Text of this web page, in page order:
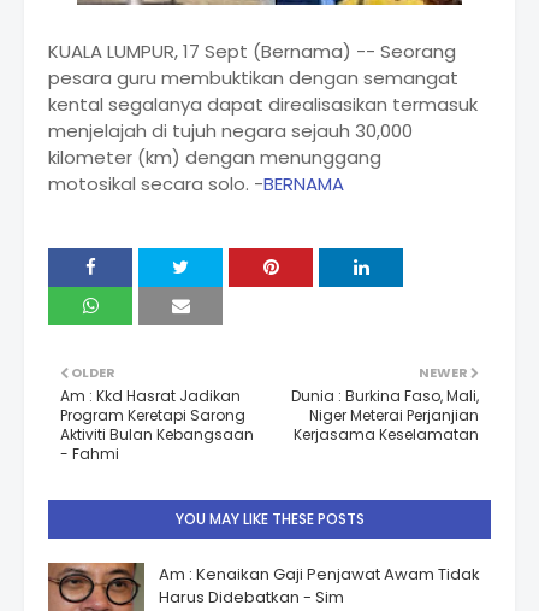
KUALA LUMPUR, 17 Sept (Bernama) -- Seorang
pesara guru membuktikan dengan semangat
kental segalanya dapat direalisasikan termasuk
menjelajah di tujuh negara sejauh 30,000
kilometer (km) dengan menunggang
motosikal secara solo. -BERNAMA
NEWER
Dunia : Burkina Faso, Mali,
Niger Meterai Perjanjian
Kerjasama Keselamatan
OLDER
Am : Kkd Hasrat Jadikan
Program Keretapi Sarong
Aktiviti Bulan Kebangsaan
- Fahmi
YOU MAY LIKE THESE POSTS
Am : Kenaikan Gaji Penjawat Awam Tidak
Harus Didebatkan - Sim